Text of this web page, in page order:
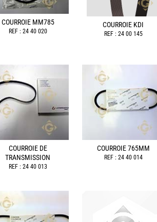
COURROIE MM785
REF : 24 40 020
COURROIE KDI
REF : 24 00 145
COURROIE DE
TRANSMISSION
REF : 24 40 013
COURROIE 765MM
REF : 24 40 014